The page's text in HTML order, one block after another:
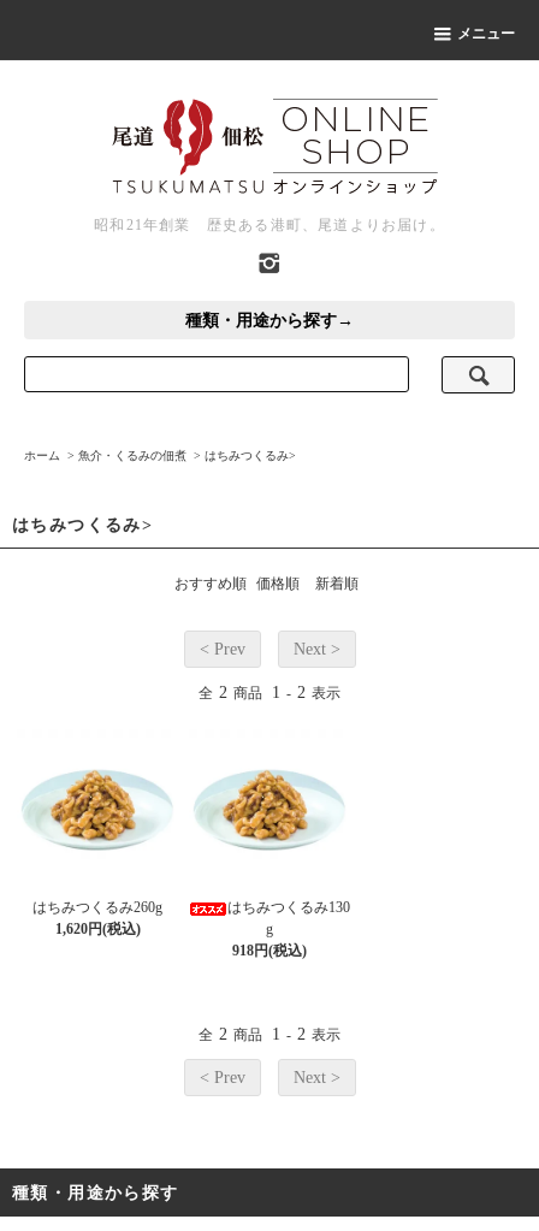
メニュー
昭和21年創業 歴史ある港町、尾道よりお届け。
種類・用途から探す→
ホーム > 魚介・くるみの佃煮 > はちみつくるみ>
はちみつくるみ>
おすすめ順 価格順 新着順
< Prev Next >
全 2 商品 1 - 2 表示
はちみつくるみ260g
1,620円(税込)
はちみつくるみ130
g
918円(税込)
全 2 商品 1 - 2 表示
< Prev Next >
種類・用途から探す